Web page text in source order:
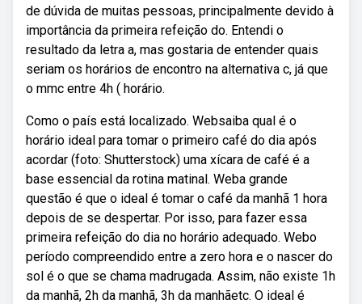
de dúvida de muitas pessoas, principalmente devido à
importância da primeira refeição do. Entendi o
resultado da letra a, mas gostaria de entender quais
seriam os horários de encontro na alternativa c, já que
o mmc entre 4h ( horário.
Como o país está localizado. Websaiba qual é o
horário ideal para tomar o primeiro café do dia após
acordar (foto: Shutterstock) uma xícara de café é a
base essencial da rotina matinal. Weba grande
questão é que o ideal é tomar o café da manhã 1 hora
depois de se despertar. Por isso, para fazer essa
primeira refeição do dia no horário adequado. Webo
período compreendido entre a zero hora e o nascer do
sol é o que se chama madrugada. Assim, não existe 1h
da manhã, 2h da manhã, 3h da manhãetc. O ideal é